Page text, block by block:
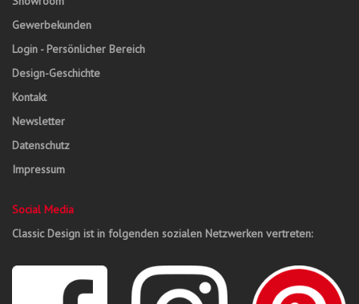
Gewerbekunden
Login - Persönlicher Bereich
Design-Geschichte
Kontakt
Newsletter
Datenschutz
Impressum
Social Media
Classic Design ist in folgenden sozialen Netzwerken vertreten: